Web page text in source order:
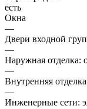
есть
Окна
—
Двери входной
—
Наружная отделка:
—
Внутренняя
—
Инженерные сети: